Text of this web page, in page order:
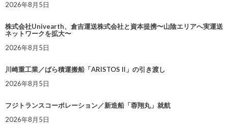
2026年8月5日
株式会社Univearth、倉吉運送株式会社と資本提携〜山陰エリアへ実運送
ネットワークを拡大〜
2026年8月5日
川崎重工業／ばら積運搬船「ARISTOS II」の引き渡し
2026年8月5日
フジトランスコーポレーション／新造船「蓉翔丸」就航
2026年8月5日